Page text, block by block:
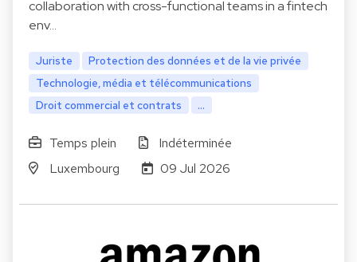
collaboration with cross-functional teams in a fintech
env…
Juriste
Protection des données et de la vie privée
Technologie, média et télécommunications
Droit commercial et contrats
...
Temps plein
Indéterminée
Luxembourg
09 Jul 2026